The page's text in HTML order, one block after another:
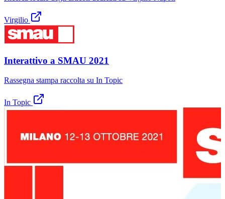
Virgilio
Interattivo a SMAU 2021
Rassegna stampa raccolta su In Topic
In Topic